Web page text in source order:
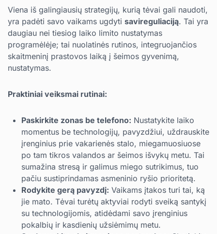
Viena iš galingiausių strategijų, kurią tėvai gali naudoti,
yra padėti savo vaikams ugdyti savireguliaciją. Tai yra
daugiau nei tiesiog laiko limito nustatymas
programėlėje; tai nuolatinės rutinos, integruojančios
skaitmeninį prastovos laiką į šeimos gyvenimą,
nustatymas.
Praktiniai veiksmai rutinai:
Paskirkite zonas be telefono: Nustatykite laiko
momentus be technologijų, pavyzdžiui, uždrauskite
įrenginius prie vakarienės stalo, miegamuosiuose
po tam tikros valandos ar šeimos išvykų metu. Tai
sumažina stresą ir galimus miego sutrikimus, tuo
pačiu sustiprindamas asmeninio ryšio prioritetą.
Rodykite gerą pavyzdį: Vaikams įtakos turi tai, ką
jie mato. Tėvai turėtų aktyviai rodyti sveiką santykį
su technologijomis, atidėdami savo įrenginius
pokalbių ir kasdienių užsiėmimų metu.